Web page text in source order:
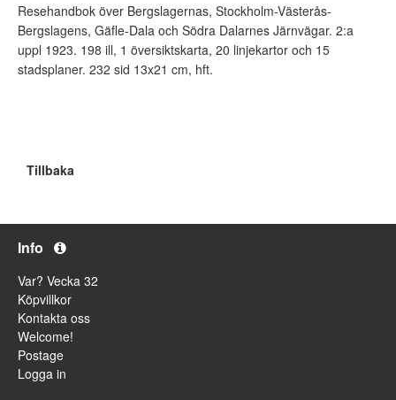
Resehandbok över Bergslagernas, Stockholm-Västerås-
Bergslagens, Gäfle-Dala och Södra Dalarnes Järnvägar. 2:a
uppl 1923. 198 ill, 1 översiktskarta, 20 linjekartor och 15
stadsplaner. 232 sid 13x21 cm, hft.
Tillbaka
Info
Var? Vecka 32
Köpvillkor
Kontakta oss
Welcome!
Postage
Logga in